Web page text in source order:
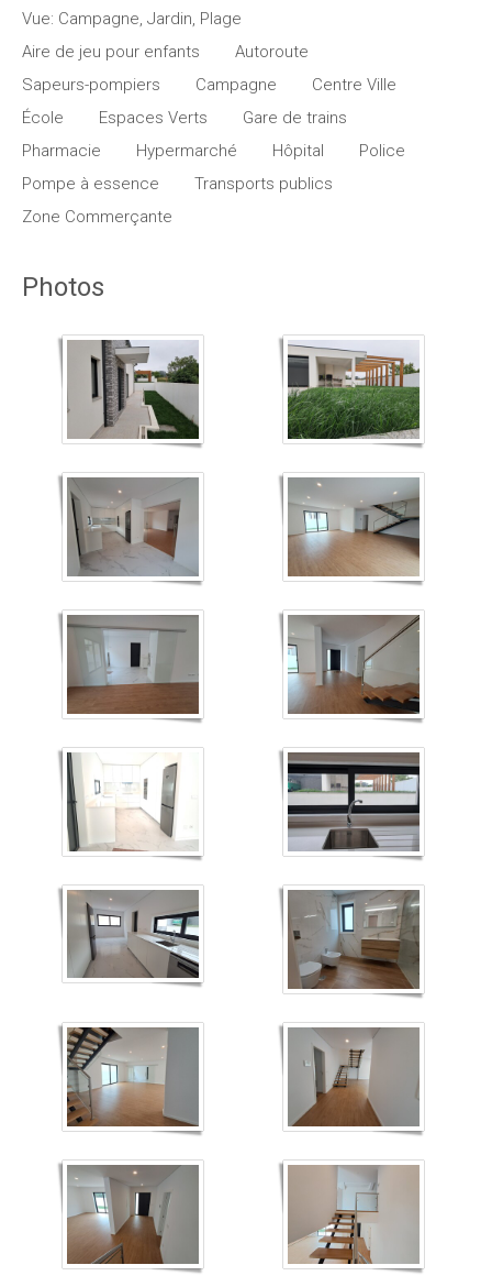
Vue: Campagne, Jardin, Plage
Aire de jeu pour enfants
Autoroute
Sapeurs-pompiers
Campagne
Centre Ville
École
Espaces Verts
Gare de trains
Pharmacie
Hypermarché Hôpital
Police
Pompe à essence
Transports publics
Zone Commerçante
Photos